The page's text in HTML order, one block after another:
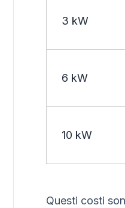
3 kW
6 kW
10 kW
Questi costi